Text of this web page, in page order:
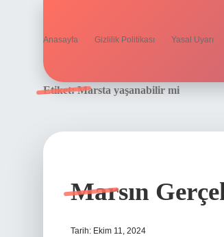
Anasayfa Gizlilik Politikası Yasal Uyarı
Etiket:Marsta yaşanabilir mi
Marsın
Tarih: Ekim 11, 2024